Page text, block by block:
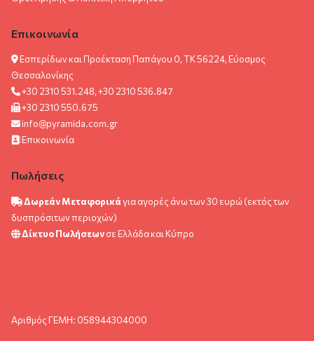
Επικοινωνία
Εσπερίδων και Προέκταση Παπάγου 0, ΤΚ 56224, Εύοσμος
Θεσσαλονίκης
+30 2310 531.248, +30 2310 536.847
+30 2310 550.675
info@pyramida.com.gr
Επικοινωνία
Πωλήσεις
Δωρεάν Μεταφορικάγια αγορές άνω των 30 ευρώ (εκτός των
δυσπρόσιτων περιοχών)
Δίκτυο Πωλήσεωνσε Ελλάδα και Κύπρο
Αριθμός ΓΕΜΗ: 058944304000